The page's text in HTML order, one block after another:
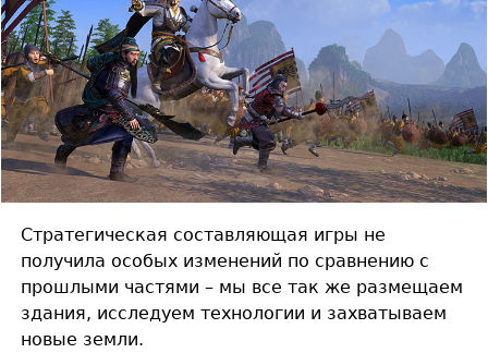
Стратегическая составляющая игры не
получила особых изменений по сравнению с
прошлыми частями – мы все так же размещаем
здания, исследуем технологии и захватываем
новые земли.